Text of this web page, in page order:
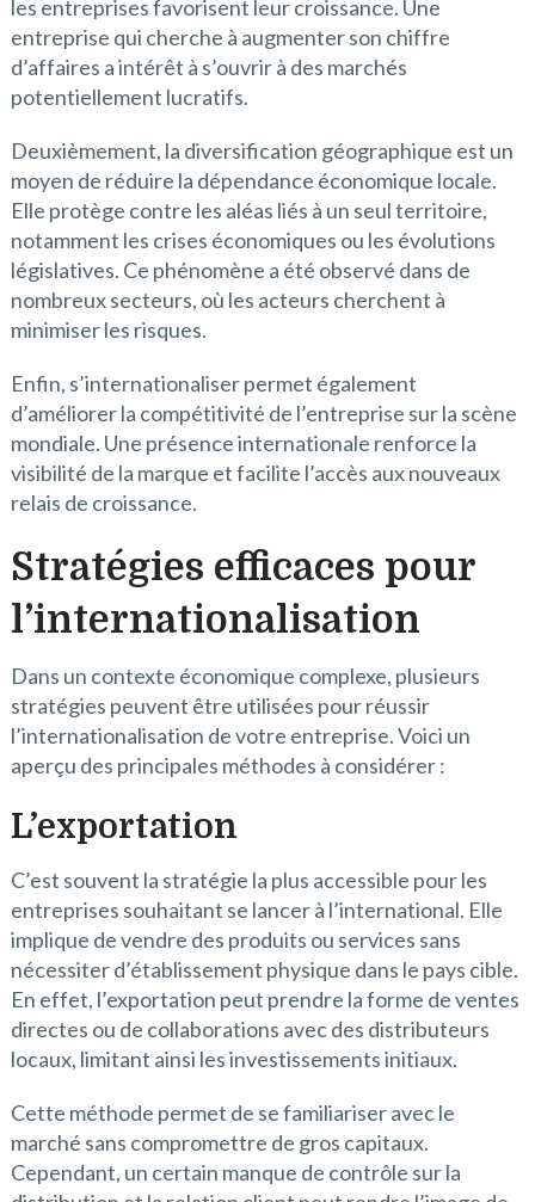
les entreprises favorisent leur croissance. Une
entreprise qui cherche à augmenter son chiffre
d’affaires a intérêt à s’ouvrir à des marchés
potentiellement lucratifs.
Deuxièmement, la diversification géographique est un
moyen de réduire la dépendance économique locale.
Elle protège contre les aléas liés à un seul territoire,
notamment les crises économiques ou les évolutions
législatives. Ce phénomène a été observé dans de
nombreux secteurs, où les acteurs cherchent à
minimiser les risques.
Enfin, s’internationaliser permet également
d’améliorer la compétitivité de l’entreprise sur la scène
mondiale. Une présence internationale renforce la
visibilité de la marque et facilite l’accès aux nouveaux
relais de croissance.
Stratégies efficaces pour
l’internationalisation
Dans un contexte économique complexe, plusieurs
stratégies peuvent être utilisées pour réussir
l’internationalisation de votre entreprise. Voici un
aperçu des principales méthodes à considérer :
L’exportation
C’est souvent la stratégie la plus accessible pour les
entreprises souhaitant se lancer à l’international. Elle
implique de vendre des produits ou services sans
nécessiter d’établissement physique dans le pays cible.
En effet, l’exportation peut prendre la forme de ventes
directes ou de collaborations avec des distributeurs
locaux, limitant ainsi les investissements initiaux.
Cette méthode permet de se familiariser avec le
marché sans compromettre de gros capitaux.
Cependant, un certain manque de contrôle sur la